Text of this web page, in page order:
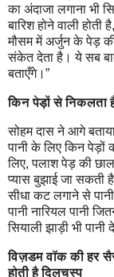
का अंदाजा लगाना भी
बारिश होने वाली
मौसम में अर्जुन के पेड़
संकेत देता है। ये सब
बताएँगे।”
किन पेड़ों से निकलता है
सोहम दास ने आगे
पानी के लिए किन
लिए, पलाश पेड़ की
प्यास बुझाई जा सकती
सीधा कट लगाने से
पानी नारियल पानी
सियाली झाड़ी भी पानी
विज़डम वॉक की हर
होती है दिलचस्प